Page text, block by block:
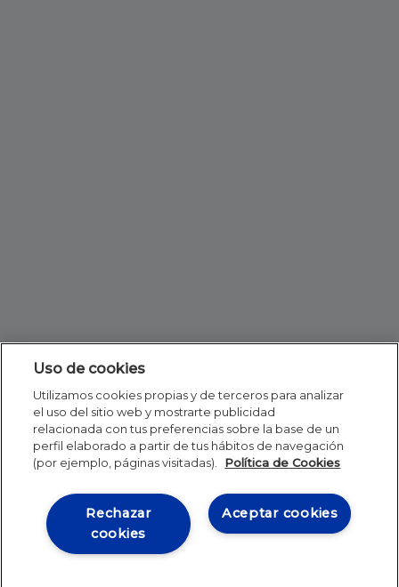
Uso de cookies
Utilizamos cookies propias y de terceros para analizar
el uso del sitio web y mostrarte publicidad
relacionada con tus preferencias sobre la base de un
perfil elaborado a partir de tus hábitos de navegación
(por ejemplo, páginas visitadas).
Política de Cookies
Aceptar cookies
Rechazar
cookies